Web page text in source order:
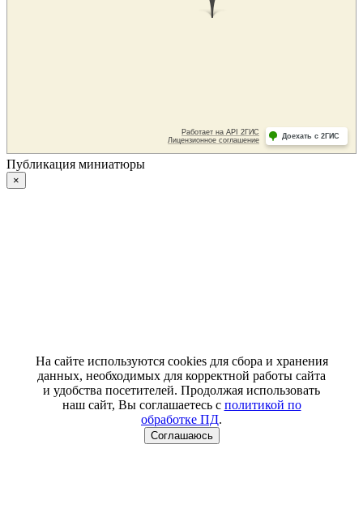
Публикация миниатюры
×
На сайте используются cookies для сбора и хранения
данных, необходимых для корректной работы сайта
и удобства посетителей. Продолжая использовать
наш сайт, Вы соглашаетесь с политикой по
обработке ПД.
Соглашаюсь